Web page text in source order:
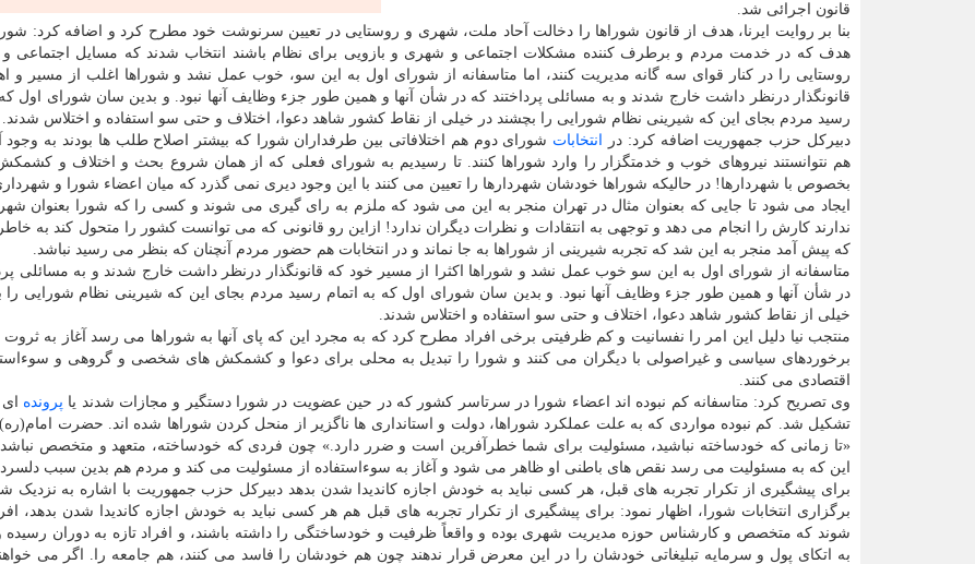
قانون اجرائی شد.
بنا بر روایت ایرنا، هدف از قانون شوراها را دخالت آحاد ملت، شهری و روستایی در تعیین سرنوشت خود مطرح کرد و اضافه کرد:
هدف که در خدمت مردم و برطرف کننده مشکلات اجتماعی و شهری و بازویی برای نظام باشند انتخاب شدند که مسایل اجتماعی
روستایی را در کنار قوای سه گانه مدیریت کنند، اما متاسفانه از شورای اول به این سو، خوب عمل نشد و شوراها اغلب از مسیر و
قانونگذار درنظر داشت خارج شدند و به مسائلی پرداختند که در شأن آنها و همین طور جزء وظایف آنها نبود. و بدین سان شورای اول که
رسید مردم بجای این که شیرینی نظام شورایی را بچشند در خیلی از نقاط کشور شاهد دعوا، اختلاف و حتی سو استفاده و اختلاس شدند.
دبیرکل حزب جمهوریت اضافه کرد: در
انتخابات شورای دوم هم اختلافاتی بین طرفداران شورا که بیشتر اصلاح طلب ها بودند به وجود
هم نتوانستند نیروهای خوب و خدمتگزار را وارد شوراها کنند. تا رسیدیم به شورای فعلی که از همان شروع بحث و اختلاف و کشمکش
بخصوص با شهردارها! در حالیکه شوراها خودشان شهردارها را تعیین می کنند با این وجود دیری نمی گذرد که میان اعضاء شورا و
ایجاد می شود تا جایی که بعنوان مثال در تهران منجر به این می شود که ملزم به رای گیری می شوند و کسی را که شورا بعنوان
ندارند کارش را انجام می دهد و توجهی به انتقادات و نظرات دیگران ندارد! ازاین رو قانونی که می توانست کشور را متحول کند به
که پیش آمد منجر به این شد که تجربه شیرینی از شوراها به جا نماند و در انتخابات هم حضور مردم آنچنان که بنظر می رسید نباشد.
متاسفانه از شورای اول به این سو خوب عمل نشد و شوراها اکثرا از مسیر خود که قانونگذار درنظر داشت خارج شدند و به مسائلی
در شأن آنها و همین طور جزء وظایف آنها نبود. و بدین سان شورای اول که به اتمام رسید مردم بجای این که شیرینی نظام شورایی را
خیلی از نقاط کشور شاهد دعوا، اختلاف و حتی سو استفاده و اختلاس شدند.
منتجب نیا دلیل این امر را نفسانیت و کم ظرفیتی برخی افراد مطرح کرد که به مجرد این که پای آنها به شوراها می رسد آغاز به ثروت
برخوردهای سیاسی و غیراصولی با دیگران می کنند و شورا را تبدیل به محلی برای دعوا و کشمکش های شخصی و گروهی و
اقتصادی می کنند.
وی تصریح کرد: متاسفانه کم نبوده اند اعضاء شورا در سرتاسر کشور که در حین عضویت در شورا دستگیر و مجازات شدند یا پرونده
تشکیل شد. کم نبوده مواردی که به علت عملکرد شوراها، دولت و استانداری ها ناگزیر از منحل کردن شوراها شده اند. حضرت
«تا زمانی که خودساخته نباشید، مسئولیت برای شما خطرآفرین است و ضرر دارد.» چون فردی که خودساخته، متعهد و متخصص
این که به مسئولیت می رسد نقص های باطنی او ظاهر می شود و آغاز به سوءاستفاده از مسئولیت می کند و مردم هم بدین سبب
برای پیشگیری از تکرار تجربه های قبل، هر کسی نباید به خودش اجازه کاندیدا شدن بدهد دبیرکل حزب جمهوریت با اشاره به نزدیک
برگزاری انتخابات شورا، اظهار نمود: برای پیشگیری از تکرار تجربه های قبل هم هر کسی نباید به خودش اجازه کاندیدا شدن بدهد،
شوند که متخصص و کارشناس حوزه مدیریت شهری بوده و واقعاً ظرفیت و خودساختگی را داشته باشند، و افراد تازه به دوران رسیده
به اتکای پول و سرمایه تبلیغاتی خودشان را در این معرض قرار ندهند چون هم خودشان را فاسد می کنند، هم جامعه را. اگر می